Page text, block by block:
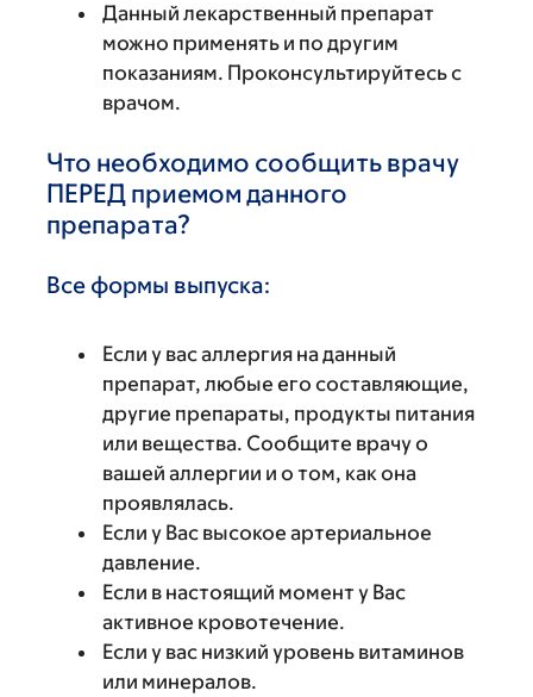
Данный лекарственный препарат
можно применять и по другим
показаниям. Проконсультируйтесь с
врачом.
Что необходимо сообщить врачу
ПЕРЕД приемом данного
препарата?
Все формы выпуска:
Если у вас аллергия на данный
препарат, любые его составляющие,
другие препараты, продукты питания
или вещества. Сообщите врачу о
вашей аллергии и о том, как она
проявлялась.
Если у Вас высокое артериальное
давление.
Если в настоящий момент у Вас
активное кровотечение.
Если у вас низкий уровень витаминов
или минералов.